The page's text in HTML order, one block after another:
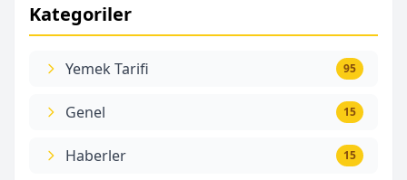
Kategoriler
Yemek Tarifi 95
Genel 15
Haberler 15